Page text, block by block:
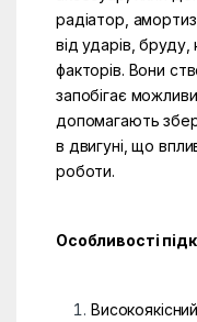
радіатор,
від ударів, бруду,
факторів. Вони
запобігає
допомагають
в двигуні, що
роботи.
Особливості